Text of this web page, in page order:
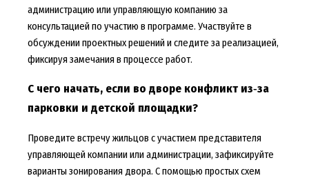
администрацию или управляющую компанию за
консультацией по участию в программе. Участвуйте в
обсуждении проектных решений и следите за реализацией,
фиксируя замечания в процессе работ.
С чего начать, если во дворе конфликт из‑за
парковки и детской площадки?
Проведите встречу жильцов с участием представителя
управляющей компании или администрации, зафиксируйте
варианты зонирования двора. С помощью простых схем